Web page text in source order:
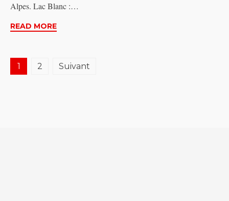
Alpes. Lac Blanc :…
READ MORE
Pagination
1 2 Suivant